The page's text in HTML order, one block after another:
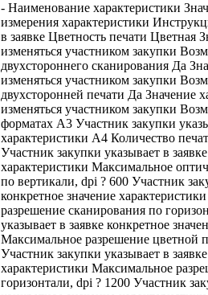
- Наименование характеристики
измерения характеристики
в заявке Цветность печати Цветная
изменяться участником закупки
двухстороннего сканирования Да
изменяться участником закупки
двухсторонней печати Да Значение
изменяться участником закупки
форматах A3 Участник закупки
характеристики A4 Количество
Участник закупки указывает в
характеристики Максимальное
по вертикали, dpi ? 600 Участник
конкретное значение
разрешение сканирования по
указывает в заявке конкретное
Максимальное разрешение цветной
Участник закупки указывает в
характеристики Максимальное
горизонтали, dpi ? 1200 Участник